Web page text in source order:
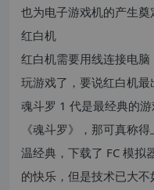
也为电子游戏机的产生奠
红白机
红白机需要用线连接电
玩游戏了，要说红白机最
魂斗罗 1 代是最经典的
《魂斗罗》，那可真称
温经典，下载了 FC 模拟
的快乐，但是技术已大